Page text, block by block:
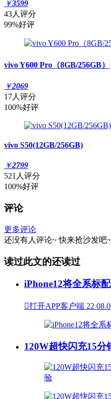
￥3599
43人评分
99%好评
vivo Y600 Pro（8GB/256GB）
￥2069
17人评分
100%好评
vivo S50(12GB/256GB)
￥2799
521人评分
100%好评
评论
更多评论
还没有人评论~ 快来抢沙发吧~
读过此文的还读过
iPhone12将全系标
打开APP客户端 22
120W超快闪充15